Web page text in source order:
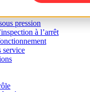
pression
à l’arrêt
service